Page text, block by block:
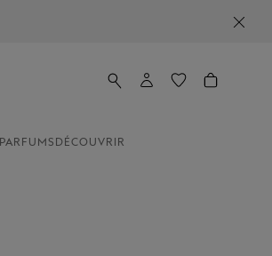
PARFUMS DÉCOUVRIR